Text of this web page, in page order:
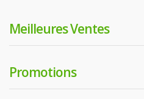
Meilleures Ventes
Promotions